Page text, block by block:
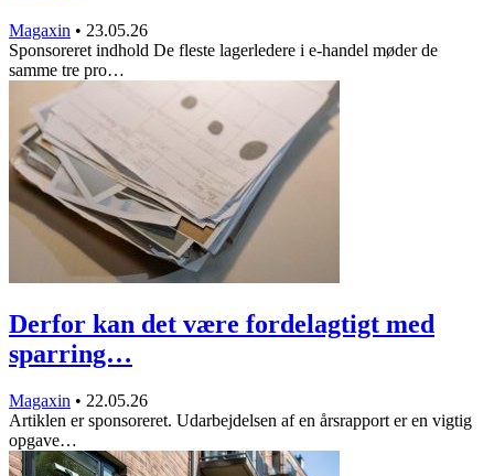
Magaxin • 23.05.26
Sponsoreret indhold De fleste lagerledere i e-handel møder de
samme tre pro…
Derfor kan det være fordelagtigt med
sparring…
Magaxin • 22.05.26
Artiklen er sponsoreret. Udarbejdelsen af en årsrapport er en vigtig
opgave…